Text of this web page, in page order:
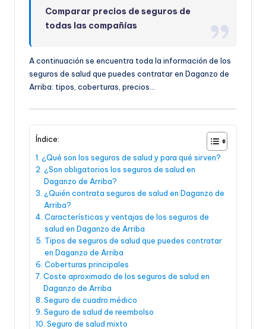
Comparar precios de seguros de
todas las compañías
A continuación se encuentra toda la información de los
seguros de salud que puedes contratar en Daganzo de
Arriba: tipos, coberturas, precios…
Índice:
¿Qué son los seguros de salud y para qué sirven?
¿Son obligatorios los seguros de salud en
Daganzo de Arriba?
¿Quién contrata seguros de salud en Daganzo de
Arriba?
Características y ventajas de los seguros de
salud en Daganzo de Arriba
Tipos de seguros de salud que puedes contratar
en Daganzo de Arriba
Coberturas principales
Coste aproximado de los seguros de salud en
Daganzo de Arriba
Seguro de cuadro médico
Seguro de salud de reembolso
Seguro de salud mixto